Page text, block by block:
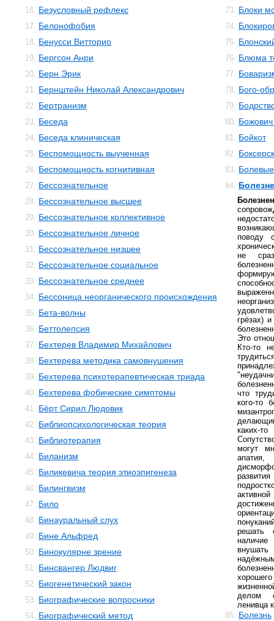
16. Безусловный рефлекс
17. Белонофобия
18. Бенусси Витторио
19. Бергсон Анри
20. Берн Эрик
21. Бернштейн Николай Александрович
22. Бертранизм
23. Беседа
24. Беседа клиническая
25. Беспомощность выученная
26. Беспомощность когнитивная
27. Бессознательное
28. Бессознательное высшее
29. Бессознательное коллективное
30. Бессознательное личное
31. Бессознательное низшее
32. Бессознательное социальное
33. Бессознательное среднее
34. Бессоница неорганического происхождения
35. Бета-волны
36. Беттолепсия
37. Бехтерев Владимир Михайлович
38. Бехтерева методика самовнушения
39. Бехтерева психотерапевтическая триада
40. Бехтерева фобические симптомы
41. Бёрт Сирил Людовик
42. Библиопсихологическая теория
43. Библиотерапия
44. Биланизм
45. Биликевича теория этиоэпигенеза
46. Билингвизм
47. Било
48. Бинауральный слух
49. Бине Альфред
50. Бинокулярне зрение
51. Бинсвангер Людвиг
52. Биогенетический закон
53. Биографические вопросники
54. Биографический метод
73. Блоки
74.
75.
76. Блюма
77.
78. Бого-
79.
80.
81. Бойкот
82.
83.
84.
поводу
не
грёзах)
Это
Кто-то
что
кого-то
каких-
могут
решать
делом
ленивца
85. Болезнь